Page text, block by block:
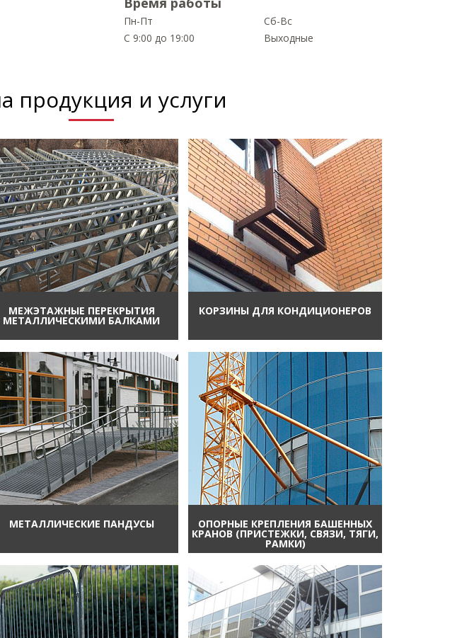
Пн-Пт
С 9:00 до 19:00
Сб-Вс
Выходные
продукция и услуги
МЕЖЭТАЖНЫЕ ПЕРЕКРЫТИЯ
МЕТАЛЛИЧЕСКИМИ БАЛКАМИ
КОРЗИНЫ ДЛЯ КОНДИЦИОНЕРОВ
МЕТАЛЛИЧЕСКИЕ ПАНДУСЫ ОПОРНЫЕ КРЕПЛЕНИЯ БАШЕННЫХ
КРАНОВ (ПРИСТЕЖКИ, СВЯЗИ, ТЯГИ,
РАМКИ)